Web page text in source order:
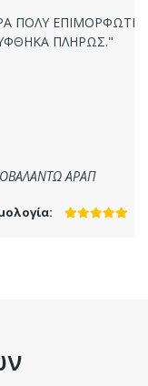
ΠΟΛΥ
ΠΛΗΡΩΣ."
ΑΡΑΠ